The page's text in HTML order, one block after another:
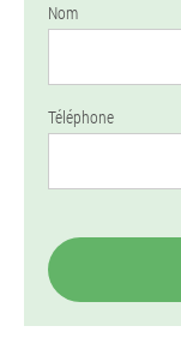
Nom
Téléphone